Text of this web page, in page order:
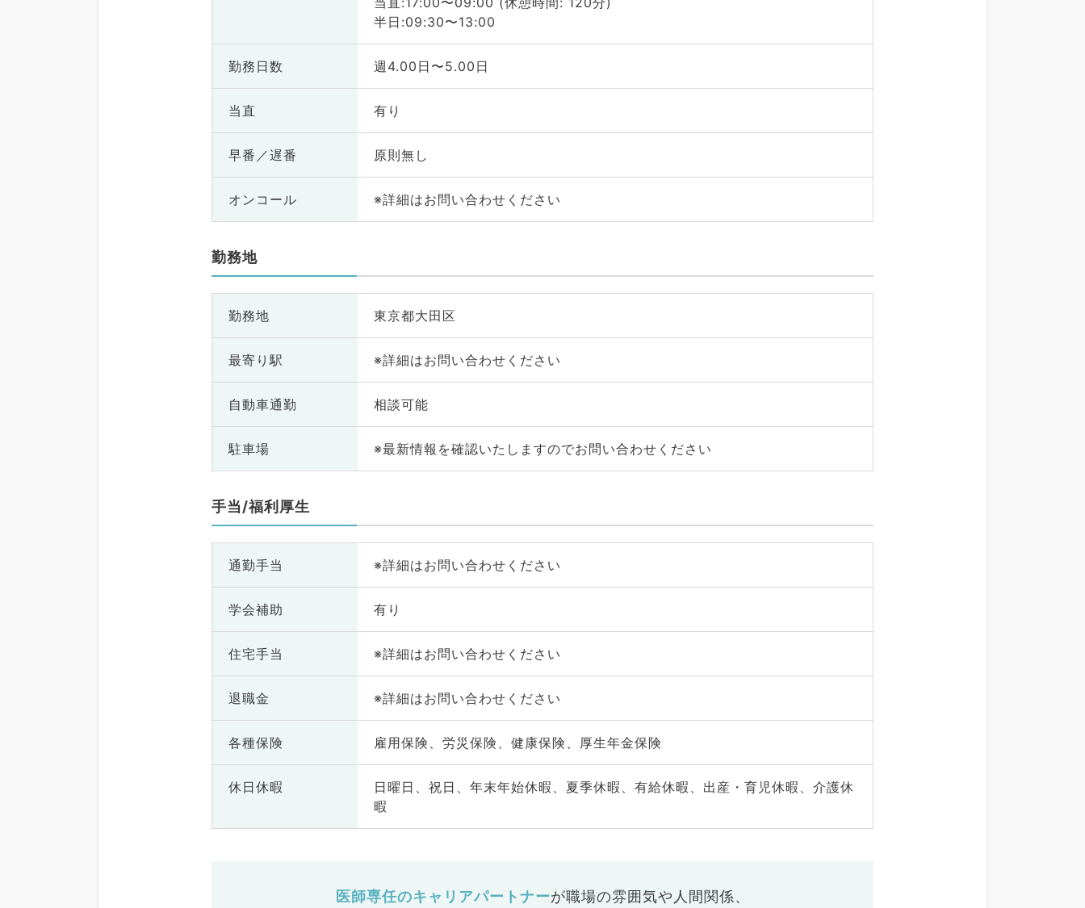
半日:09:30〜13:00
勤務日数 週4.00日〜5.00日
当直 有り
早番／遅番 原則無し
オンコール ※詳細はお問い合わせください
勤務地
勤務地 東京都大田区
最寄り駅 ※詳細はお問い合わせください
自動車通勤 相談可能
駐車場 ※最新情報を確認いたしますのでお問い合わせください
手当/福利厚生
通勤手当 ※詳細はお問い合わせください
学会補助 有り
住宅手当 ※詳細はお問い合わせください
退職金 ※詳細はお問い合わせください
各種保険 雇用保険、労災保険、健康保険、厚生年金保険
休日休暇
日曜日、祝日、年末年始休暇、夏季休暇、有給休暇、出産・育児休暇、介護休
暇
医師専任のキャリアパートナーが職場の雰囲気や人間関係、